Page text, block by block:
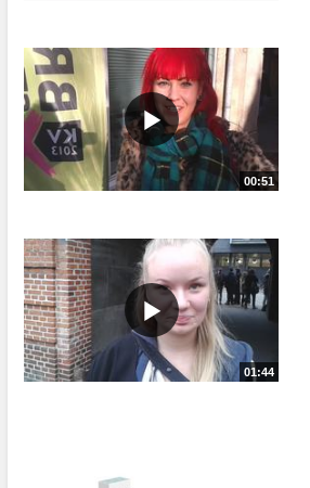
00:51
01:44